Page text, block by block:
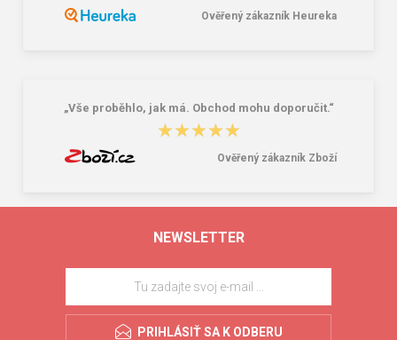
Ověřený zákazník Heureka
„Vše proběhlo, jak má. Obchod mohu doporučit.“
★★★★★
★★★★★
Ověřený zákazník Zboží
NEWSLETTER
PRIHLÁSIŤ SA K ODBERU